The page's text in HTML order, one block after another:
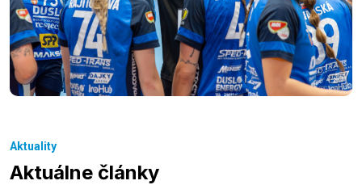
Aktuality
Aktuálne články